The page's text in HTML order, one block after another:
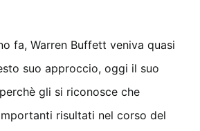
fa, Warren Buffett veniva quasi
suo approccio, oggi il suo
gli si riconosce che
risultati nel corso del